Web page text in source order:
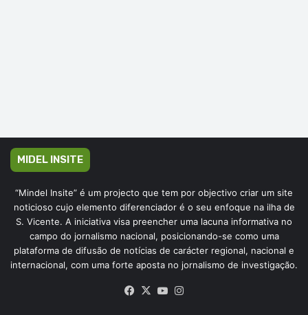
MIDEL INSITE
“Mindel Insite” é um projecto que tem por objectivo criar um site
noticioso cujo elemento diferenciador é o seu enfoque na ilha de
S. Vicente. A iniciativa visa preencher uma lacuna informativa no
campo do jornalismo nacional, posicionando-se como uma
plataforma de difusão de notícias de carácter regional, nacional e
internacional, com uma forte aposta no jornalismo de investigação.
Facebook
X YouTube